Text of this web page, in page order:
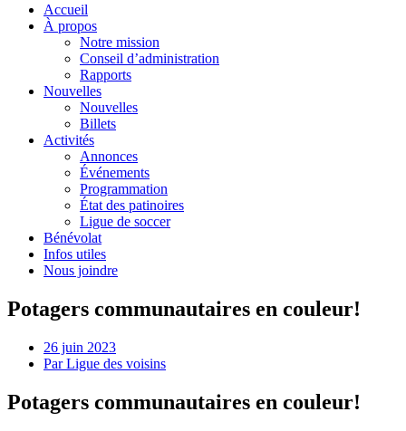
Accueil
À propos
Notre mission
Conseil d’administration
Rapports
Nouvelles
Nouvelles
Billets
Activités
Annonces
Événements
Programmation
État des patinoires
Ligue de soccer
Bénévolat
Infos utiles
Nous joindre
Potagers communautaires en couleur!
26 juin 2023
ParLigue des voisins
Potagers communautaires en couleur!